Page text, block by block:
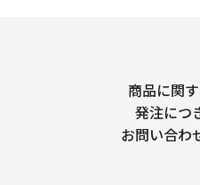
商品に関
発注につ
お問い合わ